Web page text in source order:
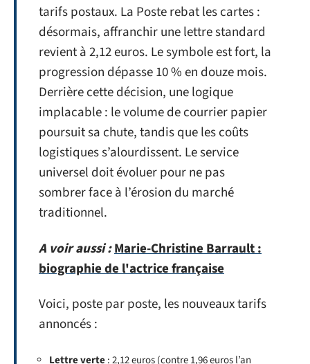
tarifs postaux. La Poste rebat les cartes :
désormais, affranchir une lettre standard
revient à 2,12 euros. Le symbole est fort, la
progression dépasse 10 % en douze mois.
Derrière cette décision, une logique
implacable : le volume de courrier papier
poursuit sa chute, tandis que les coûts
logistiques s’alourdissent. Le service
universel doit évoluer pour ne pas
sombrer face à l’érosion du marché
traditionnel.
A voir aussi :Marie-Christine Barrault :
biographie de l'actrice française
Voici, poste par poste, les nouveaux tarifs
annoncés :
Lettre verte: 2,12 euros (contre 1,96 euros l’an